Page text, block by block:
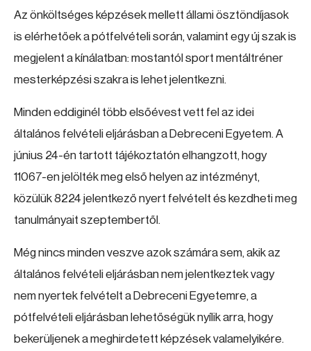
Az önköltséges képzések mellett állami ösztöndíjasok
is elérhetőek a pótfelvételi során, valamint egy új szak is
megjelent a kínálatban: mostantól sport mentáltréner
mesterképzési szakra is lehet jelentkezni.
Minden eddiginél több elsőévest vett fel az idei
általános felvételi eljárásban a Debreceni Egyetem. A
június 24-én tartott tájékoztatón elhangzott, hogy
11067-en jelölték meg első helyen az intézményt,
közülük 8224 jelentkező nyert felvételt és kezdheti meg
tanulmányait szeptembertől.
Még nincs minden veszve azok számára sem, akik az
általános felvételi eljárásban nem jelentkeztek vagy
nem nyertek felvételt a Debreceni Egyetemre, a
pótfelvételi eljárásban lehetőségük nyílik arra, hogy
bekerüljenek a meghirdetett képzések valamelyikére.